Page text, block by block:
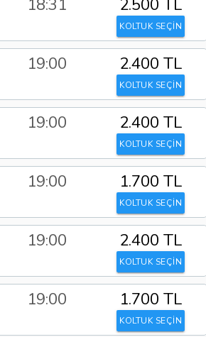
KOLTUK SEÇİN
19:00 2.400 TL
KOLTUK SEÇİN
19:00 2.400 TL
KOLTUK SEÇİN
19:00 1.700 TL
KOLTUK SEÇİN
19:00 2.400 TL
KOLTUK SEÇİN
19:00 1.700 TL
KOLTUK SEÇİN